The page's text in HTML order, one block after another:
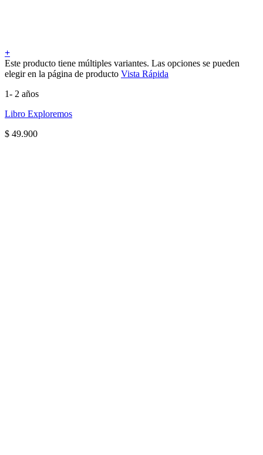
+
Este producto tiene múltiples variantes. Las opciones se pueden
elegir en la página de producto Vista Rápida
1- 2 años
Libro Exploremos
$ 49.900